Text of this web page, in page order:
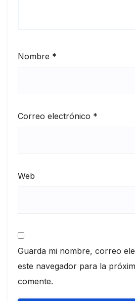
Nombre *
Correo electrónico *
Web
Guarda mi nombre, correo
este navegador para la
comente.